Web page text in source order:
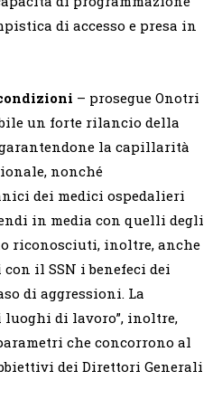
di accesso e presa in
– prosegue Onotri
un forte rilancio della
la capillarità
nonché
dei medici ospedalieri
in media con quelli degli
riconosciuti, inoltre, anche
il SSN i benefeci dei
di aggressioni. La
luoghi di lavoro”, inoltre,
che concorrono al
dei Direttori Generali